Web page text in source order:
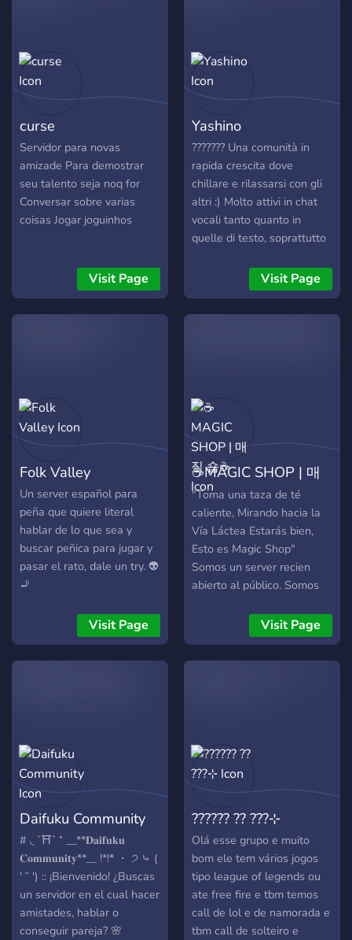
curse
Servidor para novas
amizade Para demostrar
seu talento seja noq for
Conversar sobre varias
coisas Jogar joguinhos
Visit Page
Yashino
??????? Una comunità in
rapida crescita dove
chillare e rilassarsi con gli
altri :) Molto attivi in chat
vocali tanto quanto in
quelle di testo, soprattutto
ma buone regole, un server
molto libero! Giochi, bot,
musica ed un sacco di nerd
non c'è un bot che volete
assolutamente,
chiedetecelo pure, lo
aggiungeremo! Chat NSFW
bot: mudae, dank memer,
erisly
Visit Page
Folk Valley
Un server español para
peña que quiere literal
hablar de lo que sea y
buscar peñica para jugar y
pasar el rato, dale un try. 👽
🚬
Visit Page
☕MAGIC SHOP | 매
직 숍☕
"Toma una taza de té
caliente, Mirando hacia la
Vía Láctea Estarás bien,
Esto es Magic Shop"
Somos un server recien
abierto al público. Somos
hacer amigos de gente que
gustan los mismo grupos!
Visit Page
Daifuku Community
# ◟ `⛩️` ⁺ __**𝐃𝐚𝐢𝐟𝐮𝐤𝐮
𝐂𝐨𝐦𝐦𝐮𝐧𝐢𝐭𝐲**__ !*!* ・ ੭ ⤷ (
' ˘ ') :: ¡Bienvenido! ¿Buscas
un servidor en el cual hacer
amistades, hablar o
conseguir pareja? 🌸
?????? ?? ???⊹
Olá esse grupo e muito
bom ele tem vários jogos
tipo league of legends ou
ate free fire e tbm temos
call de lol e de namorada e
tbm call de solteiro e